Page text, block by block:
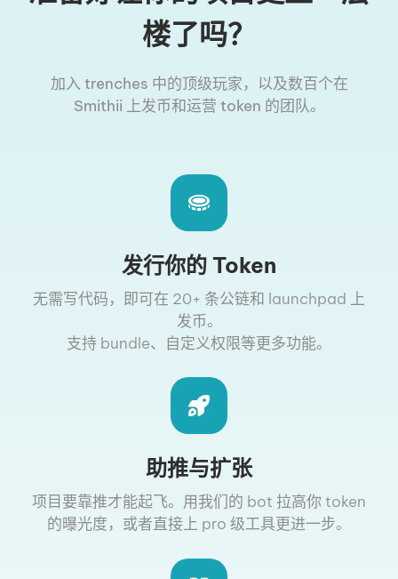
楼了吗？
加入 trenches 中的顶级玩家，以及数百个在
Smithii 上发币和运营 token 的团队。
发行你的 Token
无需写代码，即可在 20+ 条公链和 launchpad 上
发币。
支持 bundle、自定义权限等更多功能。
助推与扩张
项目要靠推才能起飞。用我们的 bot 拉高你 token
的曝光度，或者直接上 pro 级工具更进一步。